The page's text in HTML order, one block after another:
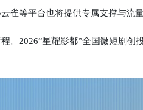
雀等平台也将提供专属支撑与流
2026“星耀影都”全国微短剧创